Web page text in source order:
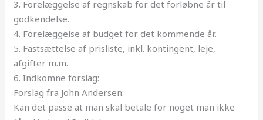
3. Forelæggelse af regnskab for det forløbne år til
godkendelse.
4. Forelæggelse af budget for det kommende år.
5. Fastsættelse af prisliste, inkl. kontingent, leje,
afgifter m.m.
6. Indkomne forslag:
Forslag fra John Andersen:
Kan det passe at man skal betale for noget man ikke